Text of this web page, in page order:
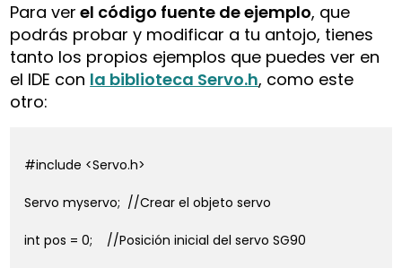
Para ver el código fuente de ejemplo, que
podrás probar y modificar a tu antojo, tienes
tanto los propios ejemplos que puedes ver en
el IDE con la biblioteca Servo.h, como este
otro:
#include <Servo.h>
Servo myservo;  //Crear el objeto servo
int pos = 0;    //Posición inicial del servo SG90